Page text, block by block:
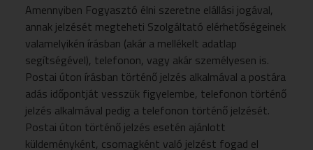
Amennyiben Fogyasztó élni szeretne elállási jogával,
annak jelzését megteheti Szolgáltató elérhetőségeinek
valamelyikén írásban (akár a mellékelt adatlap
segítségével), telefonon, vagy akár személyesen is.
Postai úton írásban történő jelzés alkalmával a postára
adás időpontját vesszük figyelembe, telefonon történő
jelzés alkalmával pedig a telefonon történő jelzését.
Postai úton történő jelzés esetén ajánlott
küldeményként, csomagként való jelzést fogad el